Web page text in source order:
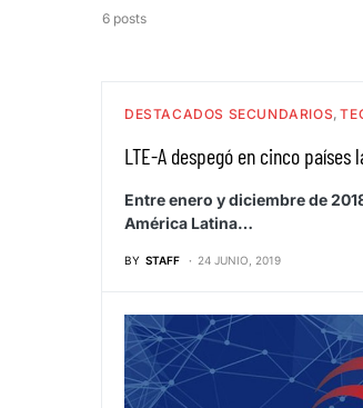
6 posts
DESTACADOS SECUNDARIOS
LTE-A despegó en cinco
Entre enero y diciembre de
América Latina…
BY STAFF 24 JUNIO, 2019